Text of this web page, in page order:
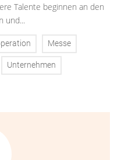
Talente beginnen an den
und...
Messe
Unternehmen